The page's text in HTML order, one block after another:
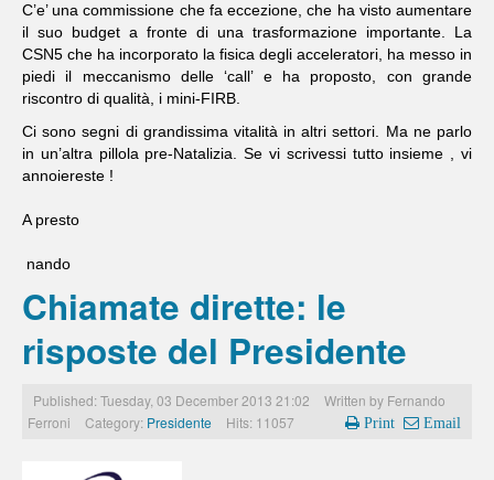
C’e’ una commissione che fa eccezione, che ha visto aumentare
il suo budget a fronte di una trasformazione importante. La
CSN5 che ha incorporato la fisica degli acceleratori, ha messo in
piedi il meccanismo delle ‘call’ e ha proposto, con grande
riscontro di qualità, i mini-FIRB.
Ci sono segni di grandissima vitalità in altri settori. Ma ne parlo
in un’altra pillola pre-Natalizia. Se vi scrivessi tutto insieme , vi
annoiereste !
A presto
nando
Chiamate dirette: le
risposte del Presidente
Published: Tuesday, 03 December 2013 21:02 Written by Fernando
Ferroni
Category: Presidente Hits: 11057 Print Email